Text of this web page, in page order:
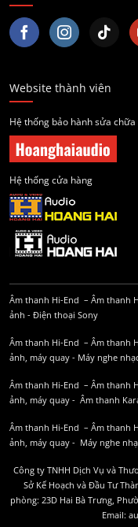
Website thành viên
Hệ thống bảo hành sửa
Hệ thống cửa hàng
Âm thanh Hi-End – Âm thanh
ảnh - Điện thoại Sony
Âm thanh Hi-End – Âm thanh
ảnh, máy quay - Máy nghe
Âm thanh Hi-End – Âm thanh
ảnh, máy quay - Âm thanh
Âm thanh Hi-End – Âm thanh
ảnh, máy quay - Máy nghe
Công ty TNHH Dịch Vụ và
Sở Kế Hoạch và Đầu Tư
phòng: 23D Hai Bà Trưng,
Email: